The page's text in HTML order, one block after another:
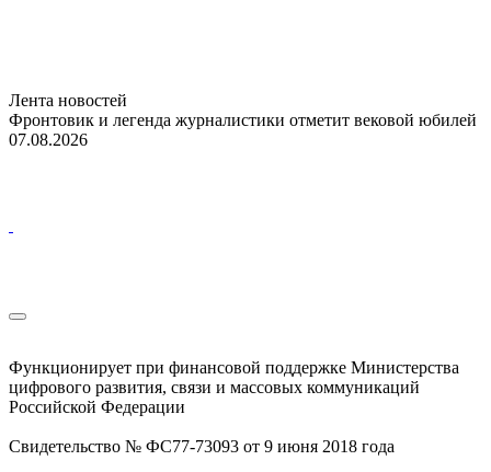
Лента новостей
Фронтовик и легенда журналистики отметит вековой юбилей
07.08.2026
Функционирует при финансовой поддержке Министерства
цифрового развития, связи и массовых коммуникаций
Российской Федерации
Свидетельство № ФС77-73093 от 9 июня 2018 года